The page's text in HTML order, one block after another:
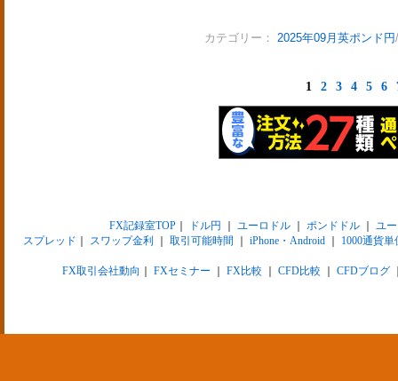
カテゴリー： 2025年09月英ポンド円
1 2 3 4 5 6
FX記録室TOP｜ ドル円 ユーロドル｜ ポンドドル｜ ユ
スプレッド
スワップ金利 取引可能時間 iPhone・Android 1000通貨単
FX取引会社動向 FXセミナー FX比較 CFD比較 CFDブログ